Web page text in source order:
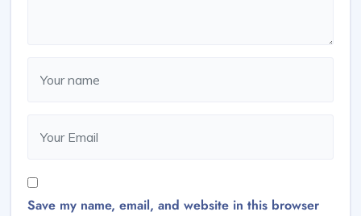
Save my name, email, and website in this browser